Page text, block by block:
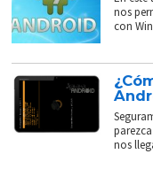
nos
con
nos